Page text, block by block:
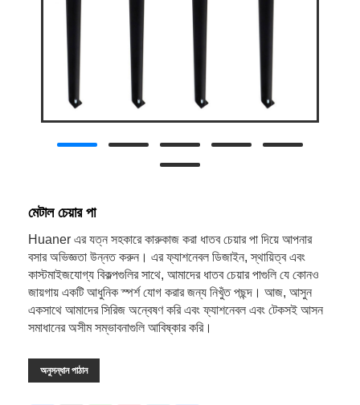
মেটাল চেয়ার পা
Huaner এর যত্ন সহকারে কারুকাজ করা ধাতব চেয়ার পা দিয়ে আপনার
বসার অভিজ্ঞতা উন্নত করুন। এর ফ্যাশনেবল ডিজাইন, স্থায়িত্ব এবং
কাস্টমাইজযোগ্য বিকল্পগুলির সাথে, আমাদের ধাতব চেয়ার পাগুলি যে কোনও
জায়গায় একটি আধুনিক স্পর্শ যোগ করার জন্য নিখুঁত পছন্দ। আজ, আসুন
একসাথে আমাদের সিরিজ অন্বেষণ করি এবং ফ্যাশনেবল এবং টেকসই আসন
সমাধানের অসীম সম্ভাবনাগুলি আবিষ্কার করি।
অনুসন্ধান পাঠান